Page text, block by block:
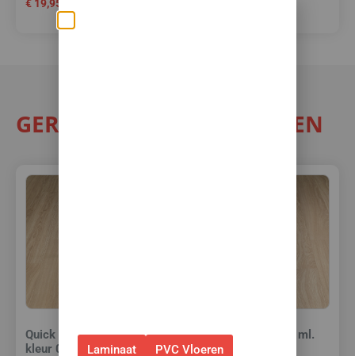
€ 19,95
GERELATEERDE PRODUCTEN
Quick Step Kit 310 ml.
kleur 08
Quick Step Kit 310 ml.
kleur 12
Laminaat PVC Vloeren